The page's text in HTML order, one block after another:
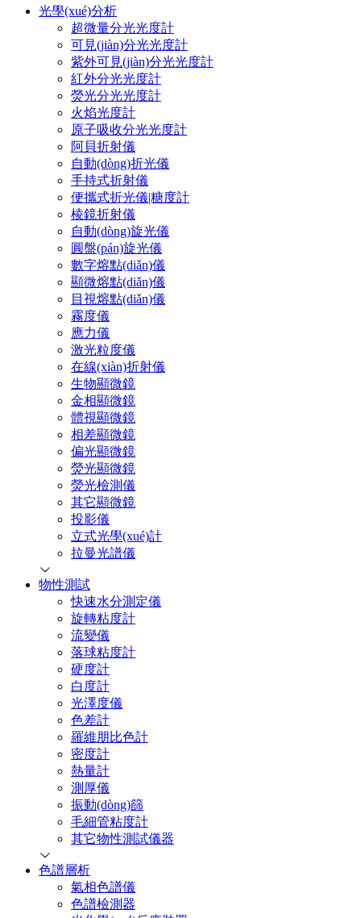
光學(xué)分析
超微量分光光度計
可見(jiàn)分光光度計
紫外可見(jiàn)分光光度計
紅外分光光度計
熒光分光光度計
火焰光度計
原子吸收分光光度計
阿貝折射儀
自動(dòng)折光儀
手持式折射儀
便攜式折光儀|糖度計
棱鏡折射儀
自動(dòng)旋光儀
圓盤(pán)旋光儀
數字熔點(diǎn)儀
顯微熔點(diǎn)儀
目視熔點(diǎn)儀
霧度儀
應力儀
激光粒度儀
在線(xiàn)折射儀
生物顯微鏡
金相顯微鏡
體視顯微鏡
相差顯微鏡
偏光顯微鏡
熒光顯微鏡
熒光檢測儀
其它顯微鏡
投影儀
立式光學(xué)計
拉曼光譜儀
物性測試
快速水分測定儀
旋轉粘度計
流變儀
落球粘度計
硬度計
白度計
光澤度儀
色差計
羅維朋比色計
密度計
熱量計
測厚儀
振動(dòng)篩
毛細管粘度計
其它物性測試儀器
色譜層析
氣相色譜儀
色譜檢測器